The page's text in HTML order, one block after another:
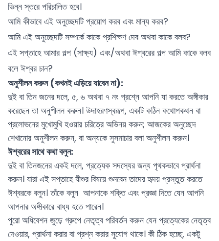
ভিন্ন স্তরে পরিচালিত হবে।
আমি কীভাবে এই অনুচ্ছেদটি প্রয়োগ করব এবং মান্য করব?
আমি এই অনুচ্ছেদটি সম্পর্কে কাকে প্রশিক্ষণ দেব অথবা কাকে বলব?
এই সপ্তাহে আমার গল্প (সাক্ষ্য) এবং/অথবা ঈশ্বরের গল্প আমি কাকে বলব
বলে ঈশ্বর চান?
অনুশীলন করুন (কখনই এড়িয়ে যাবেন না):
দুই বা তিন জনের দলে, ৫, ৬ অথবা ৭ নং প্রশ্নে আপনি যা করতে অঙ্গীকার
করেছেন তা অনুশীলন করুন। উদাহরণস্বরূপ, একটি কঠিন কথোপকথন বা
প্রলোভনের মুখোমুখি হওয়ার চরিত্রে অভিনয় করুন; আজকের অনুচ্ছেদ
শেখানোর অনুশীলন করুন, বা অন্যকে সুসমাচার বলা অনুশীলন করুন।
ঈশ্বরের সাথে কথা বলুন:
দুই বা তিনজনের একই দলে, প্রত্যেক সদস্যের জন্য পৃথকভাবে প্রার্থনা
করুন। যারা এই সপ্তাহে যীশুর বিষয়ে শুনবেন তাদের হৃদয় প্রস্তুত করতে
ঈশ্বরকে বলুন। তাঁকে বলুন আপনাকে শক্তি এবং প্রজ্ঞা দিতে যেন আপনি
আপনার অঙ্গীকারে বাধ্য হতে পারেন।
পুরো অধিবেশন জুড়ে গ্রুপে নেতৃত্ব পরিবর্তন করুন যেন প্রত্যেকের নেতৃত্ব
দেওয়ার, প্রার্থনা করার বা প্রশ্ন করার সুযোগ থাকে। কী ঠিক হচ্ছে, একটু